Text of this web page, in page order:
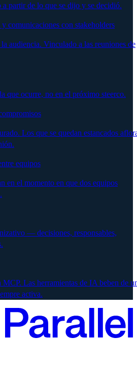
a partir de lo que se dijo y se decidió.
comunicaciones con stakeholders
audiencia. Vinculado a las reuniones de
que ocurre, no en el próximo steerco.
Los que se quedan estancados
equipos
en el momento en que dos equipos
— decisiones, responsables,
Las herramientas de IA beben de
activa.